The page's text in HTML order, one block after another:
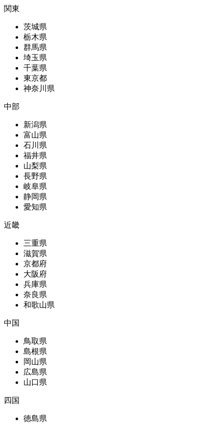
関東
茨城県
栃木県
群馬県
埼玉県
千葉県
東京都
神奈川県
中部
新潟県
富山県
石川県
福井県
山梨県
長野県
岐阜県
静岡県
愛知県
近畿
三重県
滋賀県
京都府
大阪府
兵庫県
奈良県
和歌山県
中国
鳥取県
島根県
岡山県
広島県
山口県
四国
徳島県